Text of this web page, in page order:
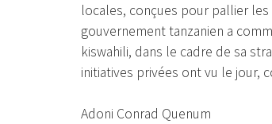
locales, conçues pour pallier
gouvernement tanzanien a
kiswahili, dans le cadre de sa
initiatives privées ont vu le jour,
Adoni Conrad Quenum